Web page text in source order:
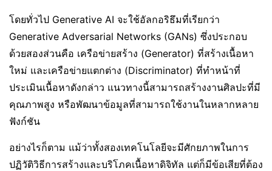
โดยทั่วไป Generative AI จะใช้อัลกอริธึมที่เรียกว่า
Generative Adversarial Networks (GANs) ซึ่งประกอบ
ด้วยสองส่วนคือ เครือข่ายสร้าง (Generator) ที่สร้างเนื้อหา
ใหม่ และเครือข่ายแตกต่าง (Discriminator) ที่ทำหน้าที่
ประเมินเนื้อหาดังกล่าว แนวทางนี้สามารถสร้างงานศิลปะที่มี
คุณภาพสูง หรือพัฒนาข้อมูลที่สามารถใช้งานในหลากหลาย
ฟังก์ชัน
อย่างไรก็ตาม แม้ว่าทั้งสองเทคโนโลยีจะมีศักยภาพในการ
ปฏิวัติวิธีการสร้างและบริโภคเนื้อหาดิจิทัล แต่ก็มีข้อเสียที่ต้อง